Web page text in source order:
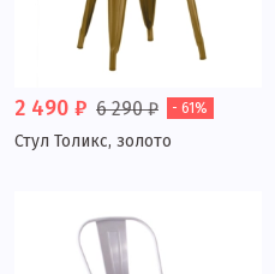
2 490 ₽ 6 290 ₽ - 61%
Стул Толикс, золото